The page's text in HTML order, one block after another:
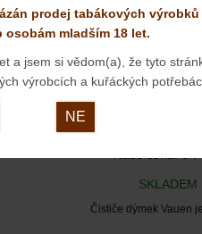
SKLADEM
Čističe dýmek Vauen
prodej tabákových výrobků
mladším 18 let.
a jsem si vědom(a), že tyto
výrobcích a kuřáckých
NE